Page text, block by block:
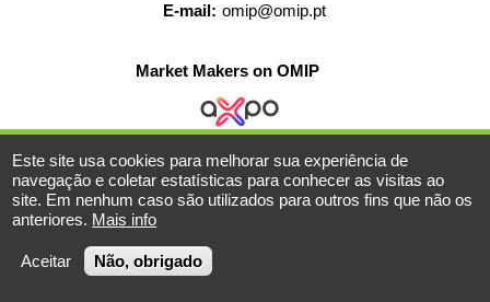
E-mail: omip@omip.pt
Market Makers on OMIP
© 2019-2026 - Todos os direitos reservados
AJUDA CONTACTO CARREIRAS
MAPA WEB
INFORMAÇÃO LEGAL
Powered BY
Este site usa cookies para melhorar sua experiência de
navegação e coletar estatísticas para conhecer as visitas ao
site. Em nenhum caso são utilizados para outros fins que não os
anteriores. Mais info
Aceitar Não, obrigado